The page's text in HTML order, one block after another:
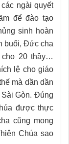
ngài quyết
để đào tạo
sinh hoàn
buổi, Đức cha
cho 20 thầy…
lệ cho giáo
mà dần dần
Gòn. Đúng
được thực
cũng mong
Chúa sao